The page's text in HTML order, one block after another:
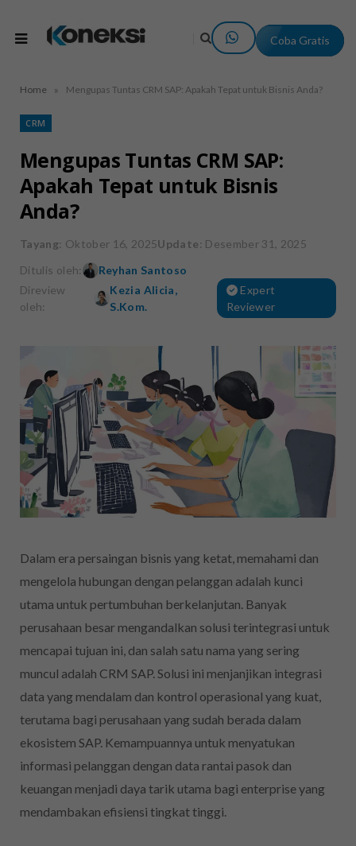
Coba Gratis
Home » Mengupas Tuntas CRM SAP: Apakah Tepat untuk Bisnis Anda?
CRM
Mengupas Tuntas CRM SAP:
Apakah Tepat untuk Bisnis
Anda?
Tayang: Oktober 16, 2025Update: Desember 31, 2025
Ditulis oleh:
Reyhan Santoso
Direview
oleh:
Kezia Alicia,
S.Kom.
Expert
Reviewer
Dalam era persaingan bisnis yang ketat, memahami dan
mengelola hubungan dengan pelanggan adalah kunci
utama untuk pertumbuhan berkelanjutan. Banyak
perusahaan besar mengandalkan solusi terintegrasi untuk
mencapai tujuan ini, dan salah satu nama yang sering
muncul adalah CRM SAP. Solusi ini menjanjikan integrasi
data yang mendalam dan kontrol operasional yang kuat,
terutama bagi perusahaan yang sudah berada dalam
ekosistem SAP. Kemampuannya untuk menyatukan
informasi pelanggan dengan data rantai pasok dan
keuangan menjadi daya tarik utama bagi enterprise yang
mendambakan efisiensi tingkat tinggi.